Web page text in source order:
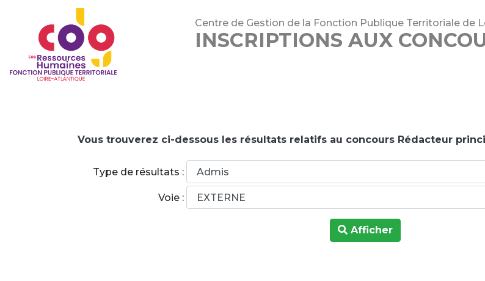
Centre de Gestion de la Fonction Publique Territoriale de
INSCRIPTIONS AUX
Vous trouverez ci-dessous les résultats relatifs au concours Rédacteur
Type de résultats :
Voie :
Afficher